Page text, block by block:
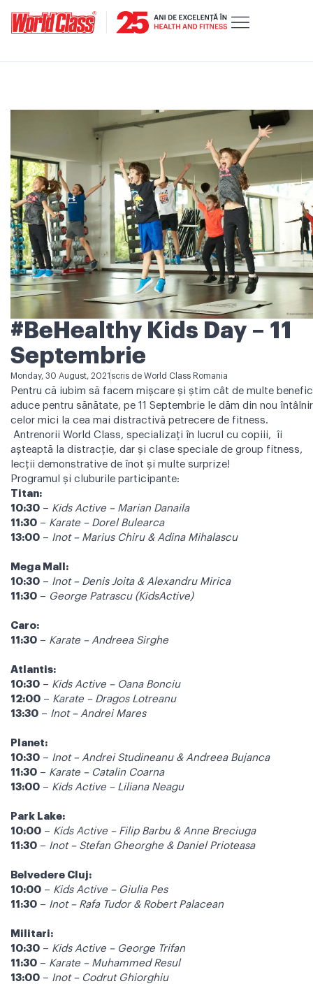
#BeHealthy Kids Day – 11
Septembrie
Monday, 30 August, 2021 scris de World Class Romania
Pentru că iubim să facem mișcare și știm cât de multe
aduce pentru sănătate, pe 11 Septembrie le dăm din nou
celor mici la cea mai distractivă petrecere de fitness.
Antrenorii World Class, specializați în lucrul cu copiii, îi
așteaptă la distracție, dar și clase speciale de group fitness,
lecții demonstrative de înot și multe surprize!
Programul și cluburile participante:
Titan:
10:30 – Kids Active – Marian Danaila
11:30 – Karate – Dorel Bulearca
13:00 – Inot – Marius Chiru & Adina Mihalascu
Mega Mall:
10:30 – Inot – Denis Joita & Alexandru Mirica
11:30 – George Patrascu (KidsActive)
Caro:
11:30 – Karate – Andreea Sirghe
Atlantis:
10:30 – Kids Active – Oana Bonciu
12:00 – Karate – Dragos Lotreanu
13:30 – Inot – Andrei Mares
Planet:
10:30 – Inot – Andrei Studineanu & Andreea Bujanca
11:30 – Karate – Catalin Coarna
13:00 – Kids Active – Liliana Neagu
Park Lake:
10:00 – Kids Active – Filip Barbu & Anne Breciuga
11:30 – Inot – Stefan Gheorghe & Daniel Prioteasa
Belvedere Cluj:
10:00 – Kids Active – Giulia Pes
11:30 – Inot – Rafa Tudor & Robert Palacean
Militari:
10:30 – Kids Active – George Trifan
11:30 – Karate – Muhammed Resul
13:00 – Inot – Codrut Ghiorghiu